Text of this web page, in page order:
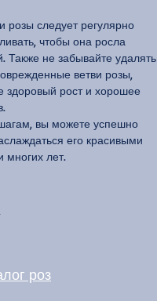
розы следует регулярно
чтобы она росла
Также не забывайте удалять
ветви розы,
здоровый рост и хорошее
вы можете успешно
его красивыми
многих лет.
роз